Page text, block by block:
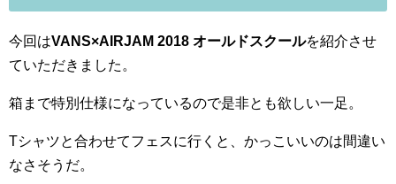
今回はVANS×AIRJAM 2018 オールドスクールを紹介させ
ていただきました。
箱まで特別仕様になっているので是非とも欲しい一足。
Tシャツと合わせてフェスに行くと、かっこいいのは間違い
なさそうだ。